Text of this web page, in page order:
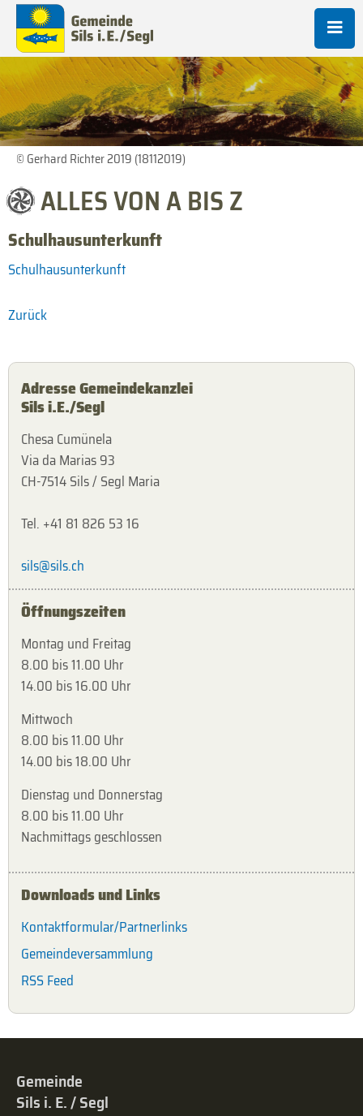
© Gerhard Richter 2019 (18112019)
ALLES VON A BIS Z
Schulhausunterkunft
Schulhausunterkunft
Zurück
Adresse Gemeindekanzlei
Sils i.E./Segl
Chesa Cumünela
Via da Marias 93
CH-7514 Sils / Segl Maria
Tel. +41 81 826 53 16
sils@sils.ch
Öffnungszeiten
Montag und Freitag
8.00 bis 11.00 Uhr
14.00 bis 16.00 Uhr
Mittwoch
8.00 bis 11.00 Uhr
14.00 bis 18.00 Uhr
Dienstag und Donnerstag
8.00 bis 11.00 Uhr
Nachmittags geschlossen
Downloads und Links
Kontaktformular/Partnerlinks
Gemeindeversammlung
RSS Feed
Gemeinde
Sils i. E. / Segl